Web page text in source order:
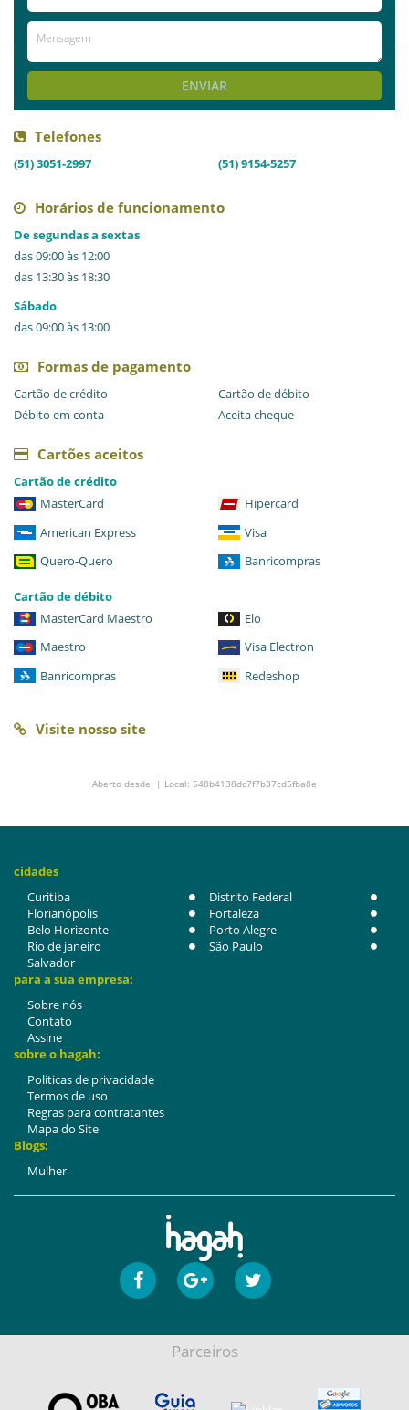
Anonymous
ENVIAR
Telefones
(51) 3051-2997 (51) 9154-5257
Horários de funcionamento
De segundas a sextas
das 09:00 às 12:00
das 13:30 às 18:30
Sábado
das 09:00 às 13:00
Formas de pagamento
Cartão de crédito
Cartão de débito
Débito em conta
Aceita cheque
Cartões aceitos
Cartão de crédito
MasterCard
Hipercard
American Express
Visa
Quero-Quero
Banricompras
Cartão de débito
MasterCard Maestro
Elo
Maestro
Visa Electron
Banricompras
Redeshop
Visite nosso site
Aberto desde: | Local: 548b4138dc7f7b37cd5fba8e
cidades
Curitiba
Distrito Federal
Florianópolis
Fortaleza
Belo Horizonte
Porto Alegre
Rio de janeiro
São Paulo
Salvador
para a sua empresa:
Sobre nós
Contato
Assine
sobre o hagah:
Politicas de privacidade
Termos de uso
Regras para contratantes
Mapa do Site
Blogs:
Mulher
Parceiros